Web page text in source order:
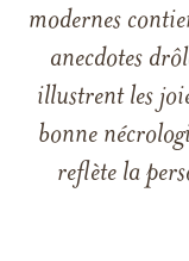
modernes
anecdotes
illustrent les
bonne
reflète la